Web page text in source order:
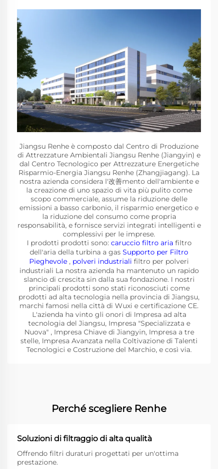
Jiangsu Renhe è composto dal Centro di Produzione
di Attrezzature Ambientali Jiangsu Renhe (Jiangyin) e
dal Centro Tecnologico per Attrezzature Energetiche
Risparmio-Energia Jiangsu Renhe (Zhangjiagang). La
nostra azienda considera l'改善mento dell'ambiente e
la creazione di uno spazio di vita più pulito come
scopo commerciale, assume la riduzione delle
emissioni a basso carbonio, il risparmio energetico e
la riduzione del consumo come propria
responsabilità, e fornisce servizi integrati intelligenti e
complessivi per le imprese.
I prodotti prodotti sono: caruccio filtro aria filtro
dell'aria della turbina a gas Supporto per Filtro
Pieghevole , polveri industriali filtro per polveri
industriali La nostra azienda ha mantenuto un rapido
slancio di crescita sin dalla sua fondazione. I nostri
principali prodotti sono stati riconosciuti come
prodotti ad alta tecnologia nella provincia di Jiangsu,
marchi famosi nella città di Wuxi e certificazione CE.
L'azienda ha vinto gli onori di Impresa ad alta
tecnologia del Jiangsu, Impresa "Specializzata e
Nuova" , Impresa Chiave di Jiangyin, Impresa a tre
stelle, Impresa Avanzata nella Coltivazione di Talenti
Tecnologici e Costruzione del Marchio, e così via.
Perché scegliere Renhe
Soluzioni di filtraggio di alta qualità
Offrendo filtri duraturi progettati per un'ottima
prestazione.